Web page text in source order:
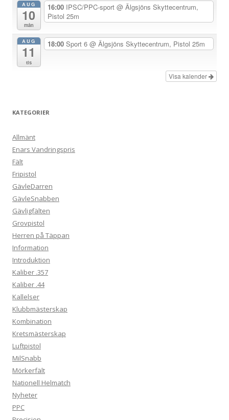
AUG
10
mån
16:00 IPSC/PPC-sport @ Älgsjöns Skyttecentrum,
Pistol 25m
AUG
11
tis
18:00 Sport 6 @ Älgsjöns Skyttecentrum, Pistol 25m
Visa kalender
KATEGORIER
Allmänt
Enars Vandringspris
Fält
Fripistol
GävleDarren
GävleSnabben
Gävligfälten
Grovpistol
Herren på Täppan
Information
Introduktion
Kaliber .357
Kaliber .44
Kallelser
Klubbmästerskap
Kombination
Kretsmästerskap
Luftpistol
MilSnabb
Mörkerfält
Nationell Helmatch
Nyheter
PPC